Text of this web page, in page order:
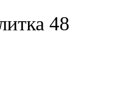
48